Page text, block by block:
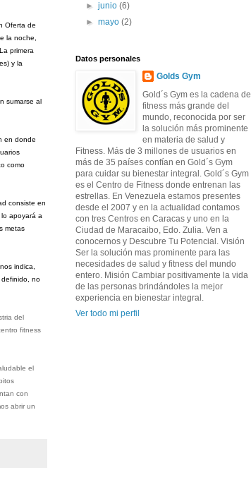
Oferta de
la noche,
primera
y la
sumarse al
en donde
como
consiste en
apoyará a
metas
indica,
definido, no
del
fitness
el
con
abrir un
►junio(6)
►mayo(2)
Datos personales
Golds Gym
Gold´s Gym es la cadena de
fitness más grande del
mundo, reconocida por ser
la solución más prominente
en materia de salud y
Fitness. Más de 3 millones de usuarios en
más de 35 países confían en Gold´s Gym
para cuidar su bienestar integral. Gold´s Gym
es el Centro de Fitness donde entrenan las
estrellas. En Venezuela estamos presentes
desde el 2007 y en la actualidad contamos
con tres Centros en Caracas y uno en la
Ciudad de Maracaibo, Edo. Zulia. Ven a
conocernos y Descubre Tu Potencial. Visión
Ser la solución mas prominente para las
necesidades de salud y fitness del mundo
entero. Misión Cambiar positivamente la vida
de las personas brindándoles la mejor
experiencia en bienestar integral.
Ver todo mi perfil